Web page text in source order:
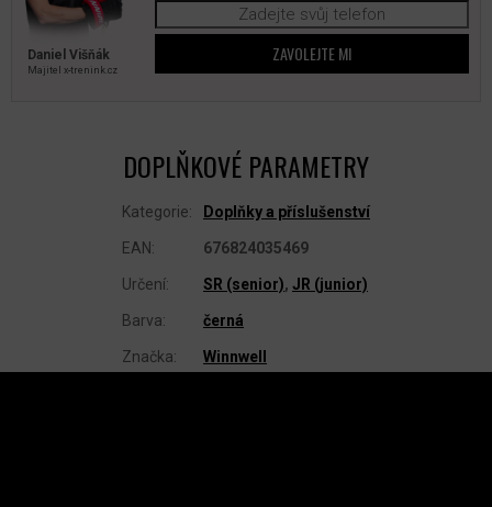
Daniel Višňák
Majitel x‑trenink.cz
ZAVOLEJTE MI
DOPLŇKOVÉ PARAMETRY
Kategorie: Doplňky a příslušenství
EAN: 676824035469
Určení: SR (senior), JR (junior)
Barva: černá
Značka: Winnwell
Z